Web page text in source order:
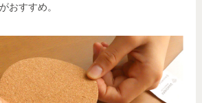
おすすめ。